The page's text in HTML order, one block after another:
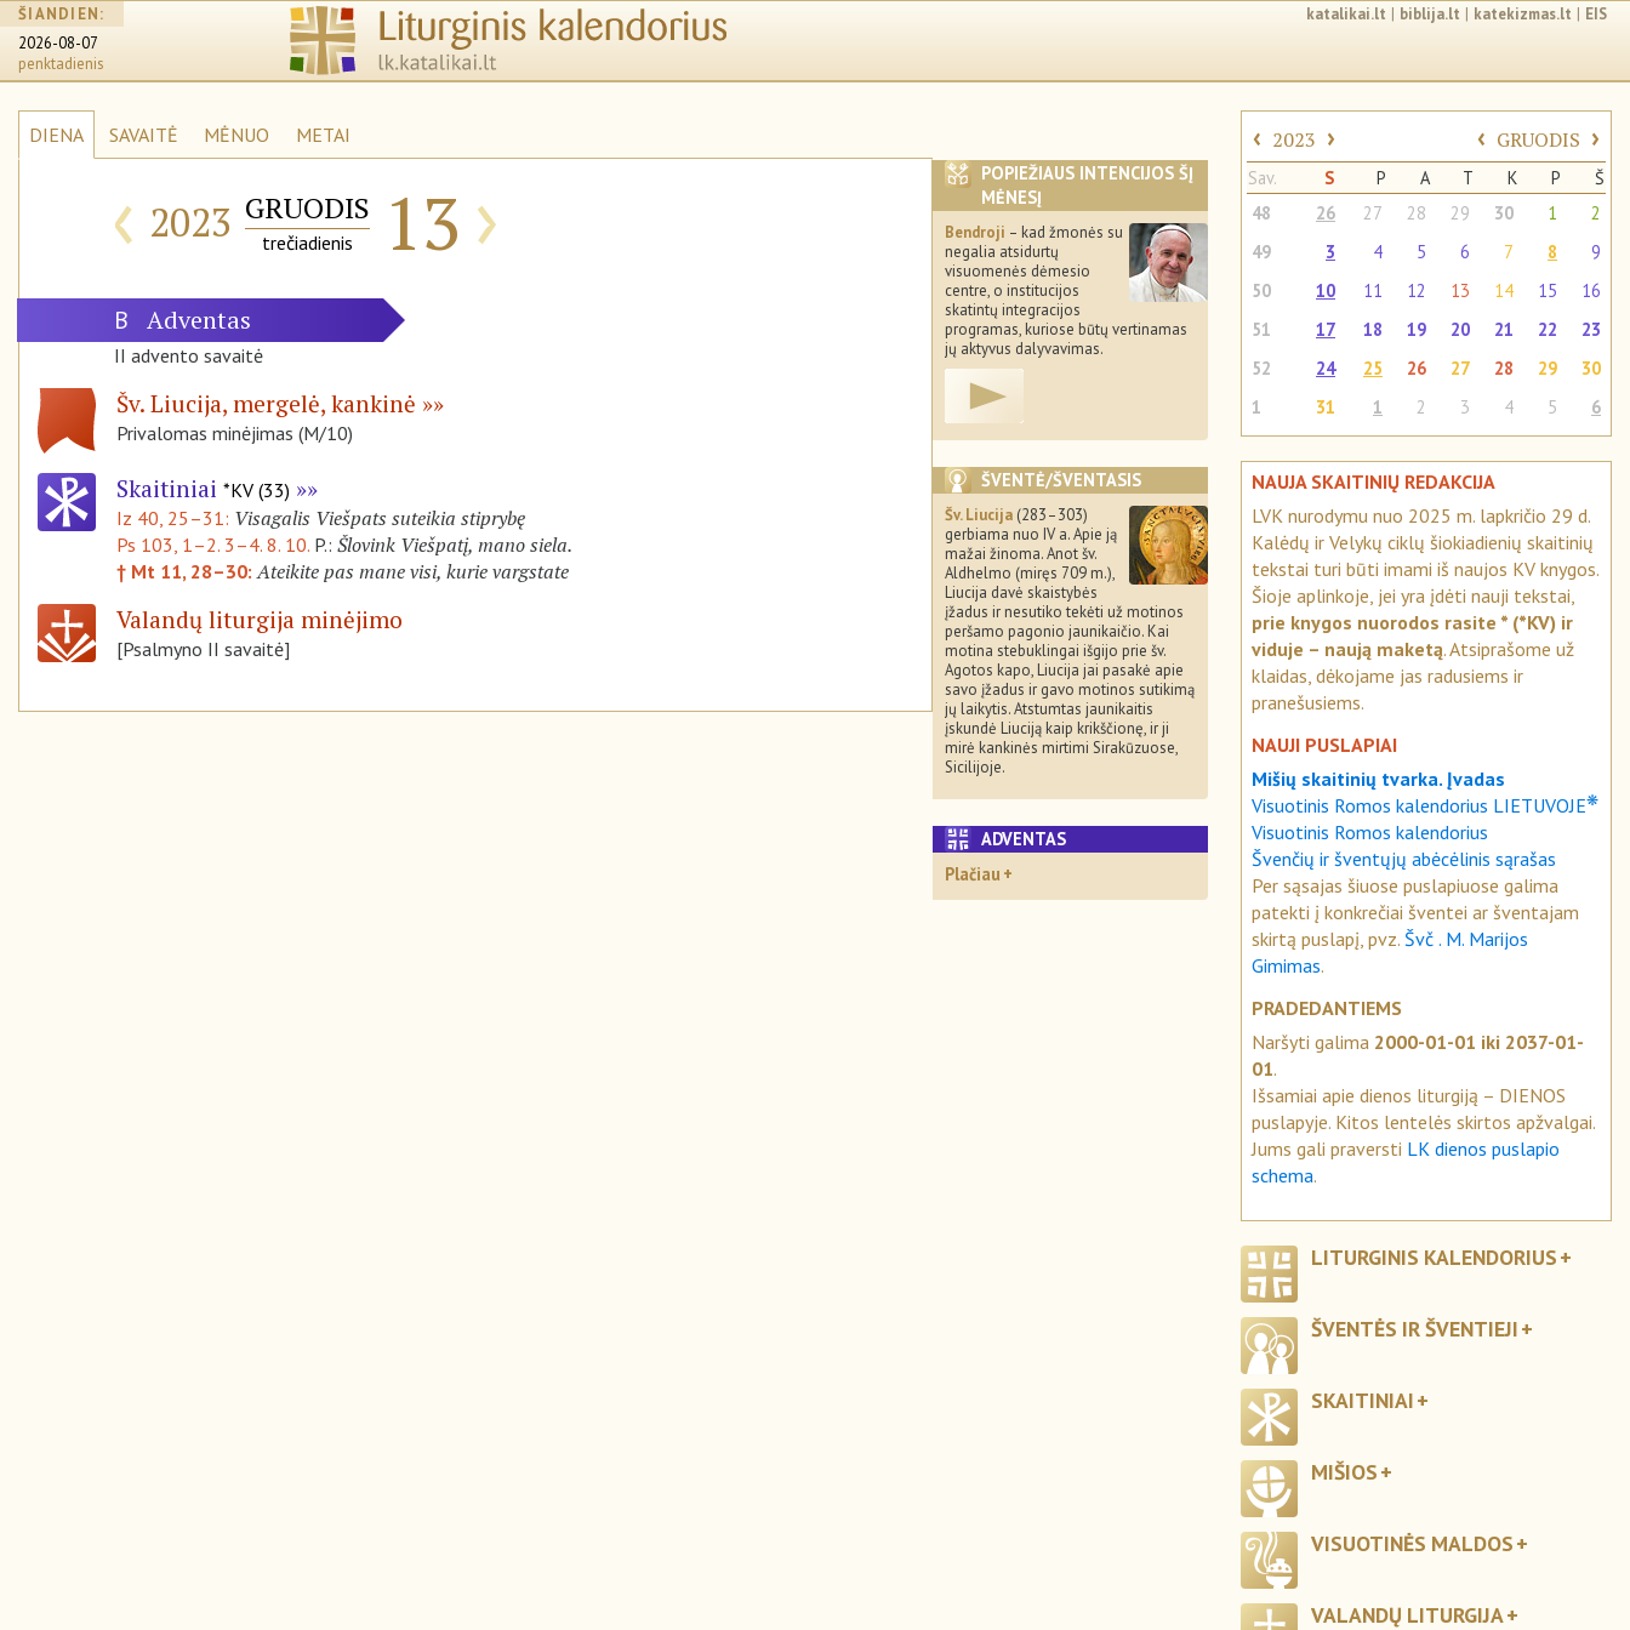
ŠIANDIEN:
2026-08-07
penktadienis
katalikai.lt | biblija.lt | katekizmas.lt | EIS
DIENA SAVAITĖ MĖNUO METAI
‹ 2023 GRUODIS
trečiadienis 13 ›
B Adventas
II advento savaitė
Šv. Liucija, mergelė, kankinė
Privalomas minėjimas (M/10)
Skaitiniai *KV (33)
Iz 40, 25–31: Visagalis Viešpats suteikia stiprybę
Ps 103, 1–2. 3–4. 8. 10. P.: Šlovink Viešpatį, mano siela.
† Mt 11, 28–30: Ateikite pas mane visi, kurie vargstate
Valandų liturgija minėjimo
[Psalmyno II savaitė]
POPIEŽIAUS INTENCIJOS ŠĮ
MĖNESĮ
Bendroji – kad žmonės su
negalia atsidurtų
visuomenės dėmesio
centre, o institucijos
skatintų integracijos
programas, kuriose būtų vertinamas
jų aktyvus dalyvavimas.
ŠVENTĖ/ŠVENTASIS
Šv. Liucija (283–303)
gerbiama nuo IV a. Apie ją
mažai žinoma. Anot šv.
Aldhelmo (miręs 709 m.),
Liucija davė skaistybės
įžadus ir nesutiko tekėti už motinos
peršamo pagonio jaunikaičio. Kai
motina stebuklingai išgijo prie šv.
Agotos kapo, Liucija jai pasakė apie
savo įžadus ir gavo motinos sutikimą
jų laikytis. Atstumtas jaunikaitis
įskundė Liuciją kaip krikščionę, ir ji
mirė kankinės mirtimi Sirakūzuose,
Sicilijoje.
ADVENTAS
Plačiau
‹ 2023 › ‹ GRUODIS ›
Sav. S P A T K P
Š
48
26 27 28 29 30 1
2
49
3 4 5 6 7 8
9
50
10 11 12 13 14 15
16
51
17 18 19 20 21 22
23
52
24 25 26 27 28 29
30
1
31 1 2 3 4 5 6
NAUJA SKAITINIŲ REDAKCIJA
LVK nurodymu nuo 2025 m. lapkričio 29 d.
Kalėdų ir Velykų ciklų šiokiadienių skaitinių
tekstai turi būti imami iš naujos KV knygos.
Šioje aplinkoje, jei yra įdėti nauji tekstai,
prie knygos nuorodos rasite * (*KV) ir
viduje – naują maketą. Atsiprašome už
klaidas, dėkojame jas radusiems ir
pranešusiems.
NAUJI PUSLAPIAI
Mišių skaitinių tvarka. Įvadas
Visuotinis Romos kalendorius LIETUVOJE❋
Visuotinis Romos kalendorius
Švenčių ir šventųjų abėcėlinis sąrašas
Per sąsajas šiuose puslapiuose galima
patekti į konkrečiai šventei ar šventajam
skirtą puslapį, pvz. Švč . M. Marijos
Gimimas.
PRADEDANTIEMS
Naršyti galima 2000-01-01 iki 2037-01-
01.
Išsamiai apie dienos liturgiją – DIENOS
puslapyje. Kitos lentelės skirtos apžvalgai.
Jums gali praversti LK dienos puslapio
schema.
LITURGINIS KALENDORIUS
ŠVENTĖS IR ŠVENTIEJI
SKAITINIAI
MIŠIOS
VISUOTINĖS MALDOS
VALANDŲ LITURGIJA